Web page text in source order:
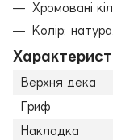
Хромовані
Колір:
Верхня дека
Гриф
Накладка